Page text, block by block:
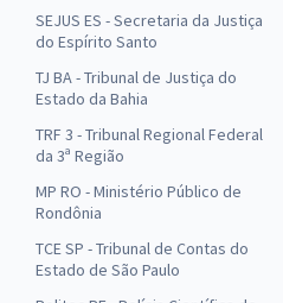
SEJUS ES - Secretaria da Justiça
do Espírito Santo
TJ BA - Tribunal de Justiça do
Estado da Bahia
TRF 3 - Tribunal Regional Federal
da 3ª Região
MP RO - Ministério Público de
Rondônia
TCE SP - Tribunal de Contas do
Estado de São Paulo